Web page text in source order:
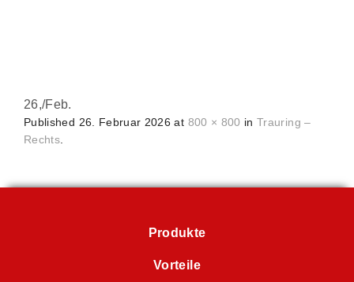
26,/Feb.
Published 26. Februar 2026 at 800 × 800 inTrauring –
Rechts.
Produkte
Vorteile